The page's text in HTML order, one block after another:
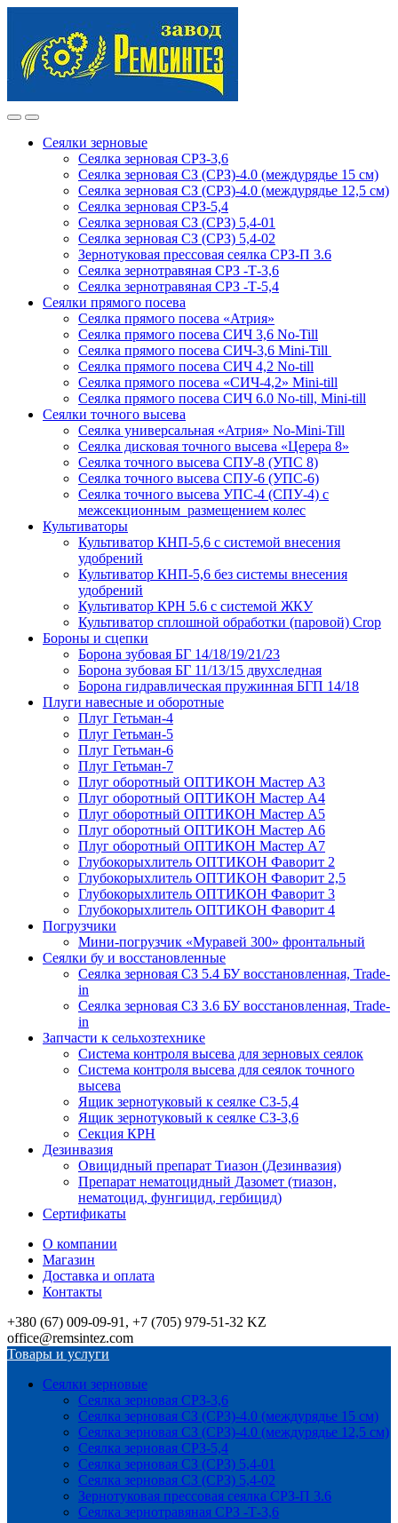
navigation
content
Сеялки зерновые
Сеялка зерновая СРЗ-3,6
Сеялка зерновая СЗ (СРЗ)-4.0 (междурядье 15 см)
Сеялка зерновая СЗ (СРЗ)-4.0 (междурядье 12,5 см)
Сеялка зерновая СРЗ-5,4
Сеялка зерновая СЗ (СРЗ) 5,4-01
Сеялка зерновая СЗ (СРЗ) 5,4-02
Зернотуковая прессовая сеялка СРЗ-П 3.6
Сеялка зернотравяная СРЗ -Т-3,6
Сеялка зернотравяная СРЗ -Т-5,4
Сеялки прямого посева
Сеялка прямого посева «Атрия»
Сеялка прямого посева СИЧ 3,6 No-Till
Сеялка прямого посева СИЧ-3,6 Mini-Till
Сеялка прямого посева СИЧ 4,2 No-till
Сеялка прямого посева «СИЧ-4,2» Mini-till
Сеялка прямого посева СИЧ 6.0 No-till, Mini-till
Сеялки точного высева
Сеялка универсальная «Атрия» No-Mini-Till
Сеялка дисковая точного высева «Церера 8»
Сеялка точного высева СПУ-8 (УПС 8)
Сеялка точного высева СПУ-6 (УПС-6)
Сеялка точного высева УПС-4 (СПУ-4) с
межсекционным размещением колес
Культиваторы
Культиватор КНП-5,6 с системой внесения
удобрений
Культиватор КНП-5,6 без системы внесения
удобрений
Культиватор КРН 5.6 с системой ЖКУ
Культиватор сплошной обработки (паровой) Crop
Бороны и сцепки
Борона зубовая БГ 14/18/19/21/23
Борона зубовая БГ 11/13/15 двухследная
Борона гидравлическая пружинная БГП 14/18
Плуги навесные и оборотные
Плуг Гетьман-4
Плуг Гетьман-5
Плуг Гетьман-6
Плуг Гетьман-7
Плуг оборотный ОПТИКОН Мастер А3
Плуг оборотный ОПТИКОН Мастер А4
Плуг оборотный ОПТИКОН Мастер А5
Плуг оборотный ОПТИКОН Мастер А6
Плуг оборотный ОПТИКОН Мастер А7
Глубокорыхлитель ОПТИКОН Фаворит 2
Глубокорыхлитель ОПТИКОН Фаворит 2,5
Глубокорыхлитель ОПТИКОН Фаворит 3
Глубокорыхлитель ОПТИКОН Фаворит 4
Погрузчики
Мини-погрузчик «Муравей 300» фронтальный
Сеялки бу и восстановленные
Сеялка зерновая СЗ 5.4 БУ восстановленная, Trade-
in
Сеялка зерновая СЗ 3.6 БУ восстановленная, Trade-
in
Запчасти к сельхозтехнике
Система контроля высева для зерновых сеялок
Система контроля высева для сеялок точного
высева
Ящик зернотуковый к сеялке СЗ-5,4
Ящик зернотуковый к сеялке СЗ-3,6
Секция КРН
Дезинвазия
Овицидный препарат Тиазон (Дезинвазия)
Препарат нематоцидный Дазомет (тиазон,
нематоцид, фунгицид, гербицид)
Сертификаты
О компании
Магазин
Доставка и оплата
Контакты
+380 (67) 009-09-91, +7 (705) 979-51-32 KZ
office@remsintez.com
Товары и услуги
Сеялки зерновые
Сеялка зерновая СРЗ-3,6
Сеялка зерновая СЗ (СРЗ)-4.0 (междурядье 15 см)
Сеялка зерновая СЗ (СРЗ)-4.0 (междурядье 12,5 см)
Сеялка зерновая СРЗ-5,4
Сеялка зерновая СЗ (СРЗ) 5,4-01
Сеялка зерновая СЗ (СРЗ) 5,4-02
Зернотуковая прессовая сеялка СРЗ-П 3.6
Сеялка зернотравяная СРЗ -Т-3,6